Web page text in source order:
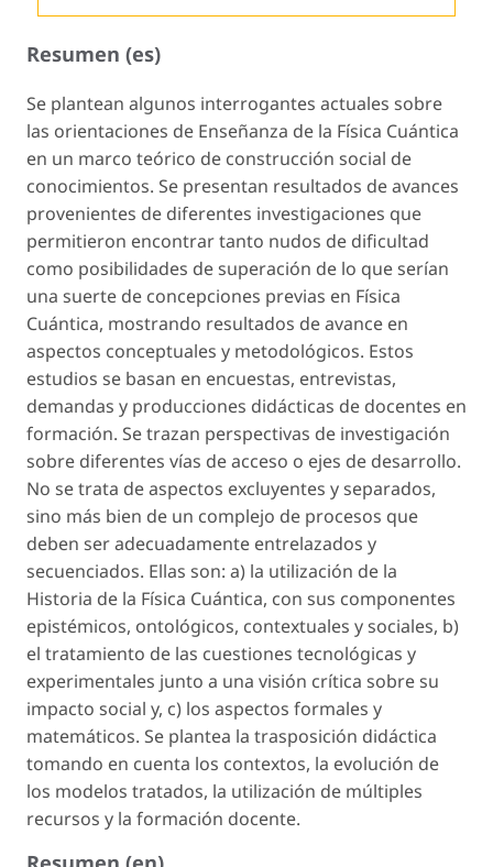
Resumen (es)
Se plantean algunos interrogantes actuales sobre
las orientaciones de Enseñanza de la Física Cuántica
en un marco teórico de construcción social de
conocimientos. Se presentan resultados de avances
provenientes de diferentes investigaciones que
permitieron encontrar tanto nudos de dificultad
como posibilidades de superación de lo que serían
una suerte de concepciones previas en Física
Cuántica, mostrando resultados de avance en
aspectos conceptuales y metodológicos. Estos
estudios se basan en encuestas, entrevistas,
demandas y producciones didácticas de docentes en
formación. Se trazan perspectivas de investigación
sobre diferentes vías de acceso o ejes de desarrollo.
No se trata de aspectos excluyentes y separados,
sino más bien de un complejo de procesos que
deben ser adecuadamente entrelazados y
secuenciados. Ellas son: a) la utilización de la
Historia de la Física Cuántica, con sus componentes
epistémicos, ontológicos, contextuales y sociales, b)
el tratamiento de las cuestiones tecnológicas y
experimentales junto a una visión crítica sobre su
impacto social y, c) los aspectos formales y
matemáticos. Se plantea la trasposición didáctica
tomando en cuenta los contextos, la evolución de
los modelos tratados, la utilización de múltiples
recursos y la formación docente.
Resumen (en)